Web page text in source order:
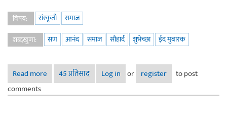
विषय: संस्कृती
समाज
शब्दखुणा:
सण आनंद समाज सौहार्द शुभेच्छा ईद मुबारक
Read more about नॉस्टॅल्जिया ईदचा
45 प्रतिसाद Log in or register
to post
comments